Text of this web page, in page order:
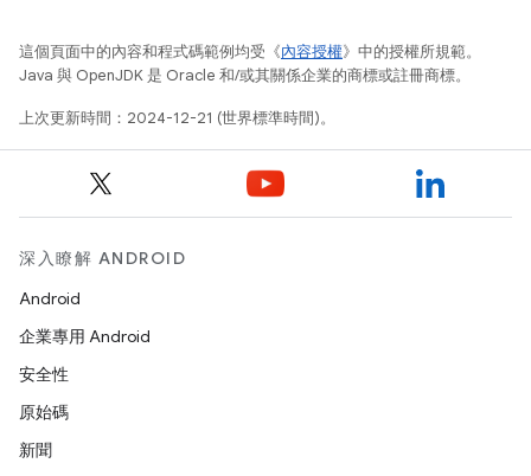
這個頁面中的內容和程式碼範例均受《內容授權》中的授權所規範。
Java 與 OpenJDK 是 Oracle 和/或其關係企業的商標或註冊商標。
上次更新時間：2024-12-21 (世界標準時間)。
深入瞭解 ANDROID
Android
企業專用 Android
安全性
原始碼
新聞